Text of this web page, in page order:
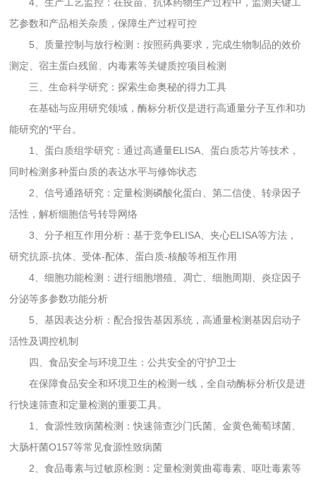
4、生产工艺监控：在疫苗、抗体药物生产过程中，监测关键工
艺参数和产品相关杂质，保障生产过程可控
5、质量控制与放行检测：按照药典要求，完成生物制品的效价
测定、宿主蛋白残留、内毒素等关键质控项目检测
三、生命科学研究：探索生命奥秘的得力工具
在基础与应用研究领域，酶标分析仪是进行高通量分子互作和功
能研究的*平台。
1、蛋白质组学研究：通过高通量ELISA、蛋白质芯片等技术，
同时检测多种蛋白质的表达水平与修饰状态
2、信号通路研究：定量检测磷酸化蛋白、第二信使、转录因子
活性，解析细胞信号转导网络
3、分子相互作用分析：基于竞争ELISA、夹心ELISA等方法，
研究抗原-抗体、受体-配体、蛋白质-核酸等相互作用
4、细胞功能检测：进行细胞增殖、凋亡、细胞周期、炎症因子
分泌等多参数功能分析
5、基因表达分析：配合报告基因系统，高通量检测基因启动子
活性及调控机制
四、食品安全与环境卫生：公共安全的守护卫士
在保障食品安全和环境卫生的检测一线，全自动酶标分析仪是进
行快速筛查和定量检测的重要工具。
1、食源性致病菌检测：快速筛查沙门氏菌、金黄色葡萄球菌、
大肠杆菌O157等常见食源性致病菌
2、食品毒素与过敏原检测：定量检测黄曲霉毒素、呕吐毒素等